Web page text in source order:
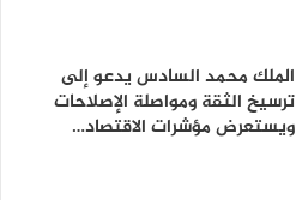
الملك محمد السادس يدعو إلى
ترسيخ الثقة ومواصلة الإصلاحات
ويستعرض مؤشرات الاقتصاد…